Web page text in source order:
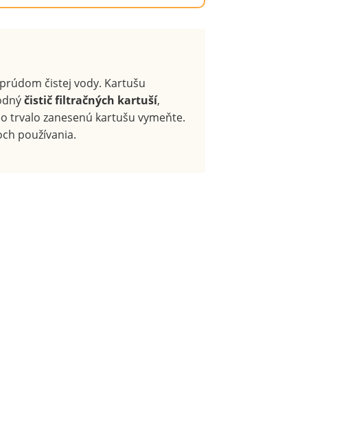
čistej vody. Kartušu
čistič filtračných kartuší,
trvalo zanesenú kartušu vymeňte.
používania.